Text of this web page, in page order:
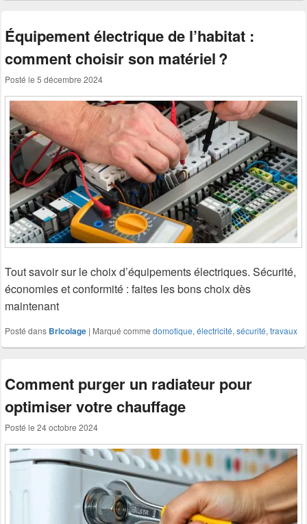
Équipement électrique de l’habitat :
comment choisir son matériel ?
Posté le 5 décembre 2024
Tout savoir sur le choix d’équipements électriques. Sécurité,
économies et conformité : faites les bons choix dès
maintenant
Posté dans Bricolage | Marqué comme domotique, électricité, sécurité, travaux
Comment purger un radiateur pour
optimiser votre chauffage
Posté le 24 octobre 2024